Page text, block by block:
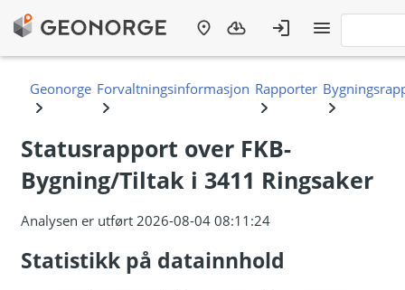
Statusrapport over FKB-
Bygning/Tiltak i 3411 Ringsaker
Analysen er utført 2026-08-04 08:11:24
Statistikk på datainnhold